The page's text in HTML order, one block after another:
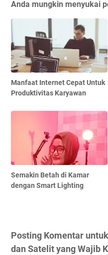
Anda mungkin menyukai
Manfaat Internet Cepat Untuk
Produktivitas Karyawan
Semakin Betah di Kamar
dengan Smart Lighting
Posting Komentar
dan Satelit yang Wajib